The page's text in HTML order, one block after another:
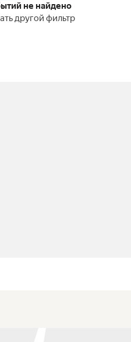
не найдено
другой фильтр